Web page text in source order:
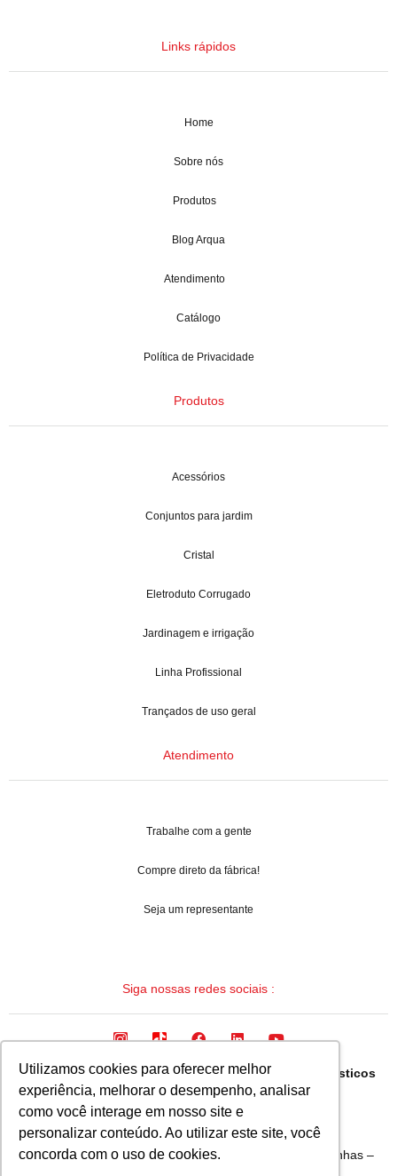
Utilizamos cookies para oferecer melhor
experiência, melhorar o desempenho, analisar
como você interage em nosso site e
personalizar conteúdo. Ao utilizar este site, você
concorda com o uso de cookies.
Links rápidos
Home
Sobre nós
Produtos
Blog Arqua
Atendimento
Catálogo
Política de Privacidade
Produtos
Acessórios
Conjuntos para jardim
Cristal
Eletroduto Corrugado
Jardinagem e irrigação
Linha Profissional
Trançados de uso geral
Atendimento
Trabalhe com a gente
Compre direto da fábrica!
Seja um representante
Siga nossas redes sociais :
Arqua Industria Brasileira de Mangueiras e Termoplasticos
Ltda.
CNPJ: 08.133.315/0001-19
Avenida Fausto Ribeiro da Silva, 1555 – Bairro Bandeirinhas –